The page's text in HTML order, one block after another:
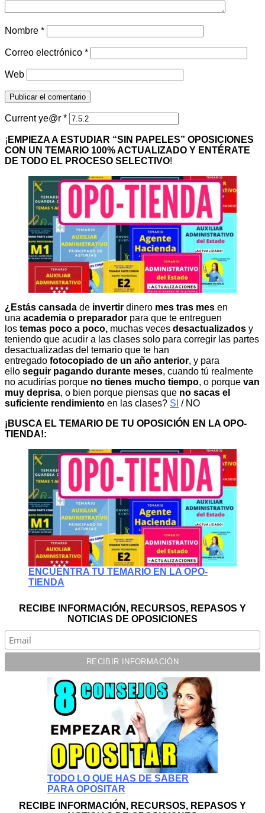
Nombre *
Correo electrónico *
Web
Current ye@r *
¡ EMPIEZA A ESTUDIAR “SIN PAPELES” OPOSICIONES
CON UN TEMARIO 100% ACTUALIZADO Y ENTÉRATE
DE TODO EL PROCESO SELECTIVO!
¿Estás cansada de invertir dinero mes tras mes en
una academia o preparador para que te entreguen
los temas poco a poco, muchas veces desactualizados y
teniendo que acudir a las clases solo para corregir las partes
desactualizadas del temario que te han
entregado fotocopiado de un año anterior, y para
ello seguir pagando durante meses, cuando tú realmente
no acudirías porque no tienes mucho tiempo, o porque van
muy deprisa, o bien porque piensas que no sacas el
suficiente rendimiento en las clases? SI / NO
¡BUSCA EL TEMARIO DE TU OPOSICIÓN EN LA OPO-
TIENDA!:
ENCUENTRA TU TEMARIO EN LA OPO-
TIENDA
RECIBE INFORMACIÓN, RECURSOS, REPASOS Y
NOTICIAS DE OPOSICIONES
TODO LO QUE HAS DE SABER
PARA OPOSITAR
RECIBE INFORMACIÓN, RECURSOS, REPASOS Y